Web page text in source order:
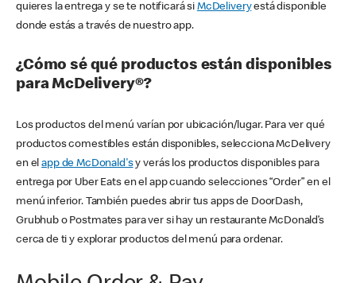
quieres la entrega y se te notificará si McDeliveryestá disponible
donde estás a través de nuestro app.
¿Cómo sé qué productos están disponibles
para McDelivery®?
Los productos del menú varían por ubicación/lugar. Para ver qué
productos comestibles están disponibles, selecciona McDelivery
en elapp de McDonald'sy verás los productos disponibles para
entrega por Uber Eats en el app cuando selecciones “Order” en el
menú inferior. También puedes abrir tus apps de DoorDash,
Grubhub o Postmates para ver si hay un restaurante McDonald’s
cerca de ti y explorar productos del menú para ordenar.